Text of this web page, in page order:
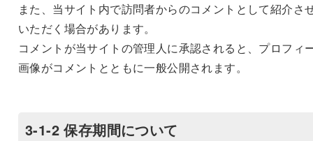
また、当サイト内で訪問者からのコメントとして紹介さ
いただく場合があります。
コメントが当サイトの管理人に承認されると、プロフィ
画像がコメントとともに一般公開されます。
3-1-2 保存期間について